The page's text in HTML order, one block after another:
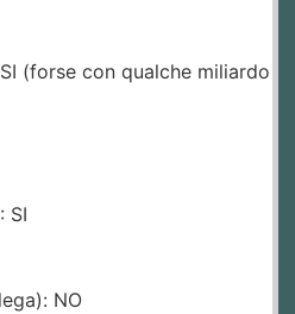
(forse con qualche miliardo
SI
NO